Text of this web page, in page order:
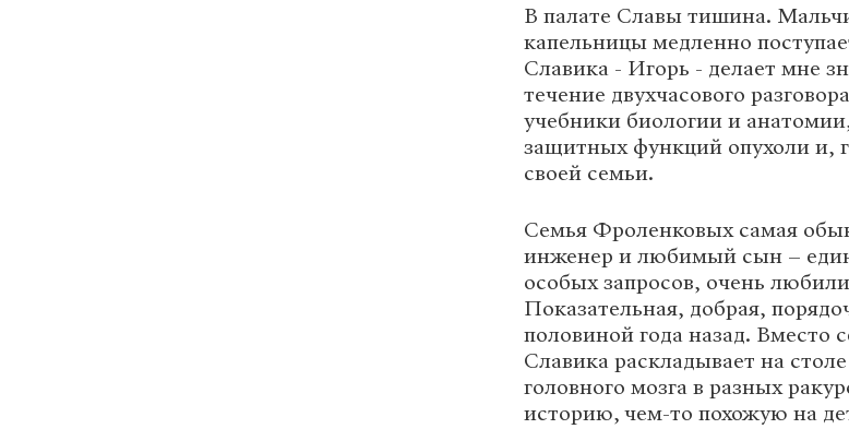
В палате Славы тишина.
капельницы медленно
Славика - Игорь - делает мне
течение двухчасового
учебники биологии и
защитных функций опухоли и,
своей семьи.
Семья Фроленковых самая
инженер и любимый сын –
особых запросов, очень
Показательная, добрая,
половиной года назад. Вместо
Славика раскладывает на
головного мозга в разных
историю, чем-то похожую на